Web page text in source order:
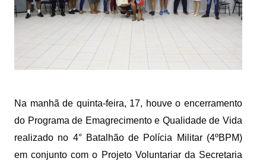
Na manhã de quinta-feira, 17, houve o encerramento
do Programa de Emagrecimento e Qualidade de Vida
realizado no 4° Batalhão de Polícia Militar (4ºBPM)
em conjunto com o Projeto Voluntariar da Secretaria